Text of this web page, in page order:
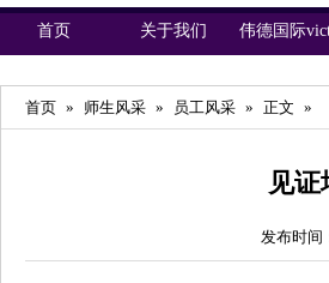
首页 关于我们 伟德国际
首页 » 师生风采 » 员工风采 » 正文 »
见证
发布时间